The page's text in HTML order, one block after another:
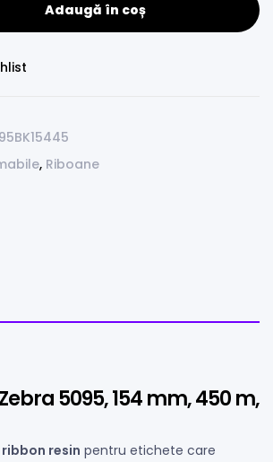
Adaugă în coș
, Riboane
Zebra 5095, 154 mm, 450 m,
ribbon resin pentru etichete care